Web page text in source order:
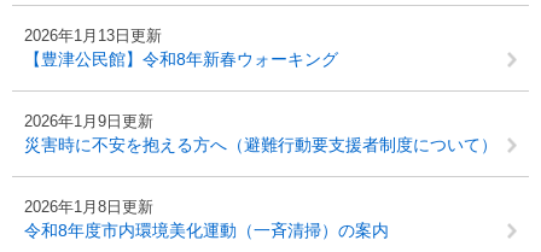
2026年1月13日更新
【豊津公民館】令和8年新春ウォーキング
2026年1月9日更新
災害時に不安を抱える方へ（避難行動要支援者制度について）
2026年1月8日更新
令和8年度市内環境美化運動（一斉清掃）の案内